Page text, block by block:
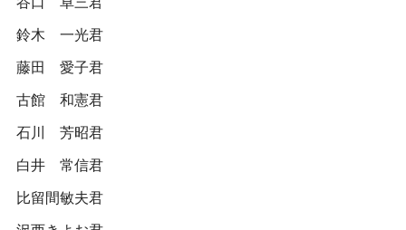
鈴木 一光君
藤田 愛子君
古館 和憲君
石川 芳昭君
白井 常信君
比留間敏夫君